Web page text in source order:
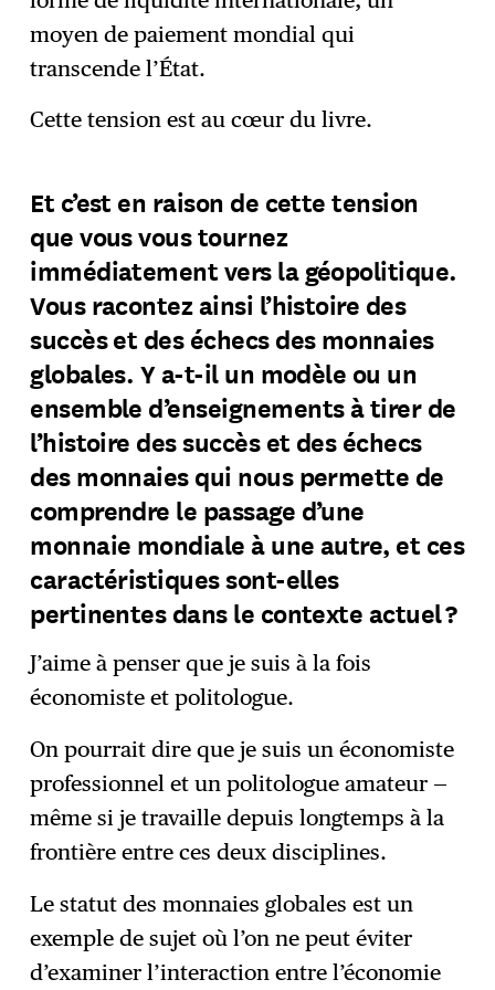
moyen de paiement mondial qui
transcende l’État.
Cette tension est au cœur du livre.
Et c’est en raison de cette tension
que vous vous tournez
immédiatement vers la géopolitique.
Vous racontez ainsi l’histoire des
succès et des échecs des monnaies
globales. Y a-t-il un modèle ou un
ensemble d’enseignements à tirer de
l’histoire des succès et des échecs
des monnaies qui nous permette de
comprendre le passage d’une
monnaie mondiale à une autre, et ces
caractéristiques sont-elles
pertinentes dans le contexte actuel ?
J’aime à penser que je suis à la fois
économiste et politologue.
On pourrait dire que je suis un économiste
professionnel et un politologue amateur —
même si je travaille depuis longtemps à la
frontière entre ces deux disciplines.
Le statut des monnaies globales est un
exemple de sujet où l’on ne peut éviter
d’examiner l’interaction entre l’économie